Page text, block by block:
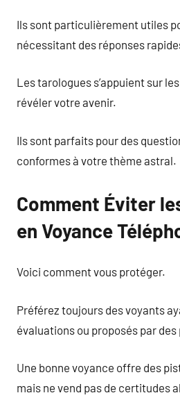
Ils sont particulièrement utiles
nécessitant des réponses
Les tarologues s’appuient sur
révéler votre avenir.
Ils sont parfaits pour des
conformes à votre thème astral.
Comment Éviter
en Voyance
Voici comment vous protéger.
Préférez toujours des voyants
évaluations ou proposés par
Une bonne voyance offre des
mais ne vend pas de certitudes